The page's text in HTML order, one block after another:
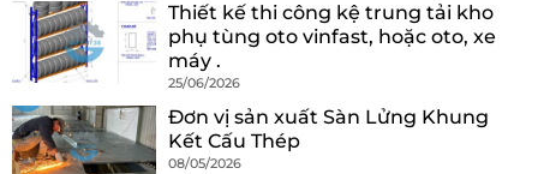
Thiết kế thi công kệ trung tải kho
phụ tùng oto vinfast, hoặc oto, xe
máy .
25/06/2026
Đơn vị sản xuất Sàn Lửng Khung
Kết Cấu Thép
08/05/2026